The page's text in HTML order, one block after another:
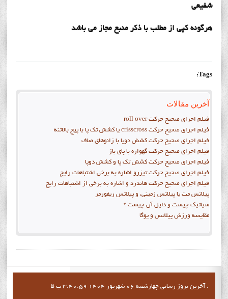
شفيعي
هرگونه کپي از مطلب با ذکر منبع مجاز مي باشد
Tags:
آخرین مقالات
فيلم اجراي صحيح حرکت roll over
فيلم اجراي صحيح حركت crisscross يا كشش تك پا با پيچ بالاتنه
فيلم اجراي صحيح حرکت كشش دوپا با زانوهاي صاف
فيلم اجراي صحيح حرکت گهواره با پاي باز
فيلم اجراي صحيح حرکت کشش تک پا و کشش دوپا
فيلم اجراي صحيح حرکت تيزرو اشاره به برخي اشتباهات رايج
فيلم اجراي صحيح حرکت هاندرد و اشاره به برخي از اشتباهات رايج
پیلاتس مت یا پیلاتس زمینی، و پیلاتس ریفورمر
سیاتیک چیست و دلیل آن چیست ؟
مقايسه ورزش پيلاتس و يوگا
آخرين بروز رساني چهارشنبه 06 شهریور 1404 3:40:59 ب ظ .